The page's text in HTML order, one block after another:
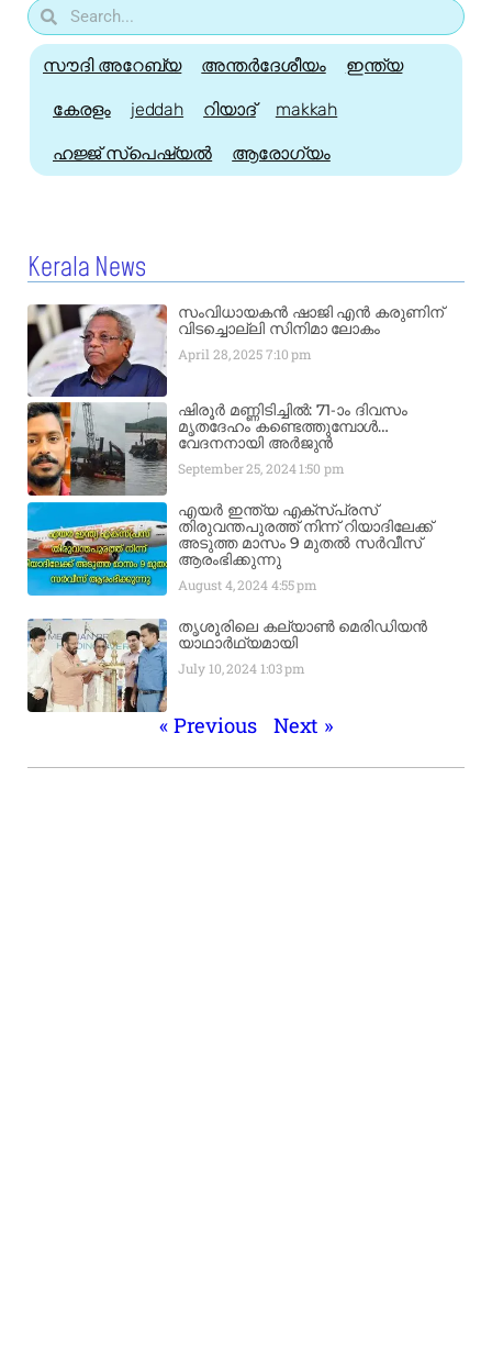
സൗദി അറേബ്യ അന്തർദേശീയം ഇന്ത്യ
കേരളം jeddah റിയാദ് makkah
ഹജ്ജ്‌ സ്പെഷ്യൽ ആരോഗ്യം
Kerala News
സംവിധായകൻ ഷാജി എൻ കരുണിന്
വിടച്ചൊല്ലി സിനിമാ ലോകം
April 28, 20257:10 pm
ഷിരൂർ മണ്ണിടിച്ചിൽ: 71-ാം ദിവസം
മൃതദേഹം കണ്ടെത്തുമ്പോൾ…
വേദനനായി അർജുൻ
September 25, 20241:50 pm
എയർ ഇന്ത്യ എക്​സ്​പ്രസ്​
തിരുവന്തപുരത്ത് നിന്ന്​ റിയാദിലേക്ക്
അടുത്ത മാസം 9 മുതൽ സർവീസ്
ആരംഭിക്കുന്നു
August 4, 20244:55 pm
തൃശൂരിലെ കല്യാൺ മെരിഡിയൻ
യാഥാർഥ്യമായി
July 10, 2024 1:03 pm
« Previous Next »